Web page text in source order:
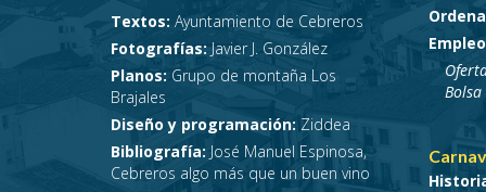
Textos: Ayuntamiento de Cebreros
Fotografías: Javier J. González
Planos: Grupo de montaña Los
Brajales
Diseño y programación: Ziddea
Bibliografía: José Manuel Espinosa,
Cebreros algo más que un buen vino
Empleo